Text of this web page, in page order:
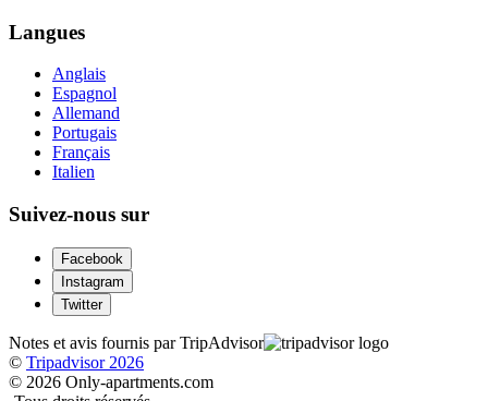
Langues
Anglais
Espagnol
Allemand
Portugais
Français
Italien
Suivez-nous sur
Facebook
Instagram
Twitter
Notes et avis fournis par TripAdvisor
© Tripadvisor 2026
© 2026 Only-apartments.com